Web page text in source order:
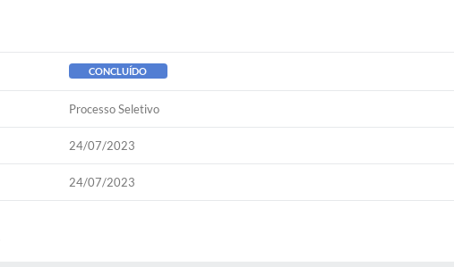
CONCLUÍDO
Processo Seletivo
24/07/2023
24/07/2023